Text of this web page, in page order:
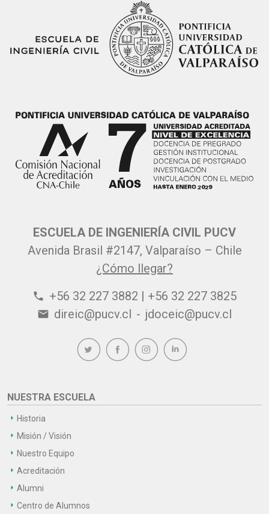
ESCUELA DE INGENIERÍA CIVIL PUCV
Avenida Brasil #2147, Valparaíso – Chile
¿Cómo llegar?
phone +56 32 227 3882 | +56 32 227 3825
email direic@pucv.cl - jdoceic@pucv.cl
NUESTRA ESCUELA
Historia
Misión / Visión
Nuestro Equipo
Acreditación
Alumni
Centro de Alumnos